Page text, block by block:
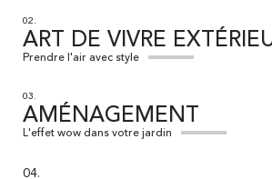
02.
ART DE VIVRE
Prendre l'air avec style
03.
AMÉNAGEMENT
L'effet wow dans votre jardin
04.